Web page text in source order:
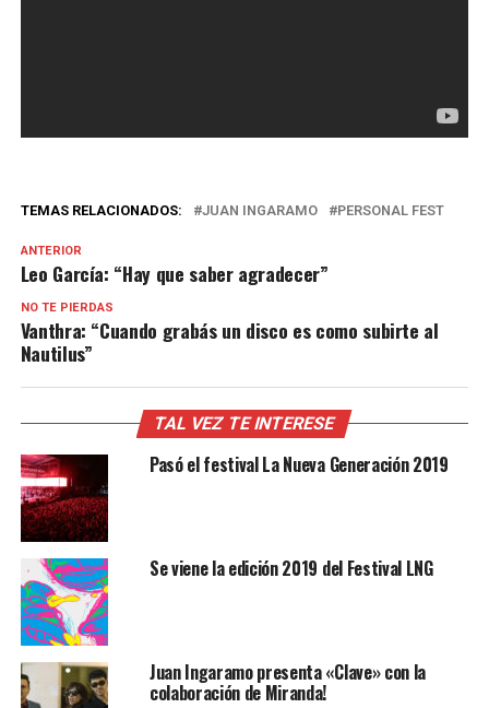
TEMAS RELACIONADOS: JUAN INGARAMO PERSONAL FEST
ANTERIOR
Leo García: “Hay que saber agradecer”
NO TE PIERDAS
Vanthra: “Cuando grabás un disco es como subirte al
Nautilus”
TAL VEZ TE INTERESE
Pasó el festival La Nueva Generación 2019
Se viene la edición 2019 del Festival LNG
Juan Ingaramo presenta «Clave» con la
colaboración de Miranda!